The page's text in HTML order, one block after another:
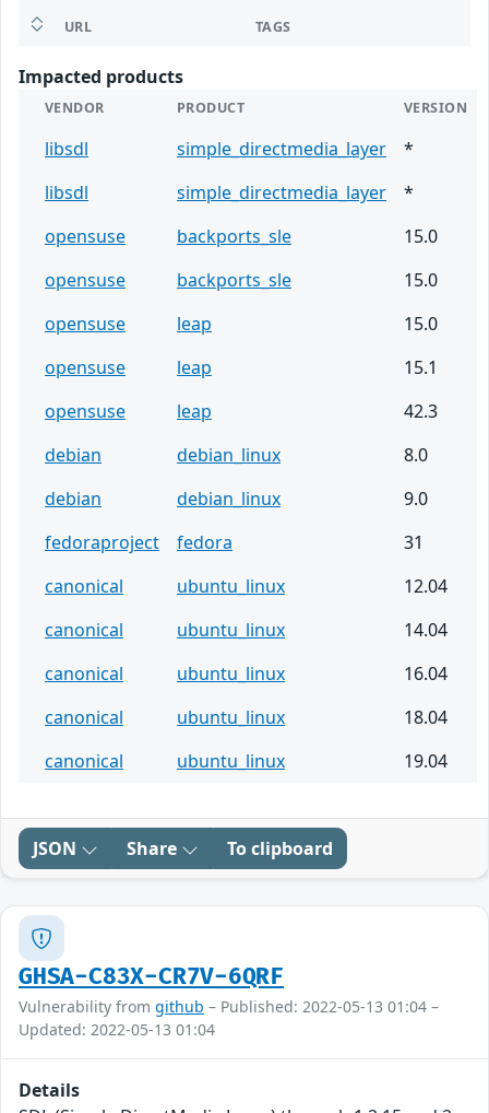
URL TAGS
Impacted products
VENDOR PRODUCT VERSION
libsdl simple_directmedia_layer
*
libsdl
simple_directmedia_layer
*
opensuse
backports_sle
15.0
opensuse
backports_sle
15.0
opensuse
leap
15.0
opensuse
leap
15.1
opensuse
leap
42.3
debian
debian_linux
8.0
debian
debian_linux
9.0
fedoraproject
fedora
31
canonical
ubuntu_linux
12.04
canonical
ubuntu_linux
14.04
canonical
ubuntu_linux
16.04
canonical
ubuntu_linux
18.04
canonical
ubuntu_linux 19.04
JSON Share To clipboard
GHSA-C83X-CR7V-6QRF
Vulnerability from github – Published: 2022-05-13 01:04 –
Updated: 2022-05-13 01:04
Details